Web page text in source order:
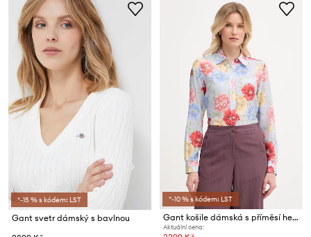
*-15 % s kódem: LST
Gant svetr dámský s bavlnou
*-10 % s kódem: LST
Gant košile dámská s příměsí hedvábí
Aktuální cena: